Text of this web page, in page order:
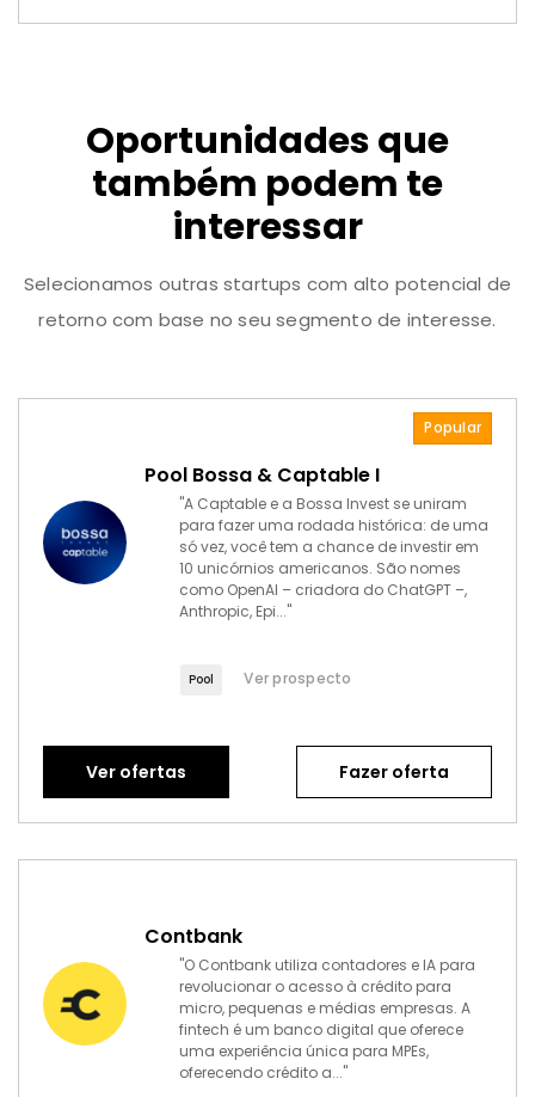
Oportunidades que
também podem te
interessar
Selecionamos outras startups com alto potencial de
retorno com base no seu segmento de interesse.
Popular
Pool Bossa & Captable I
"A Captable e a Bossa Invest se uniram
para fazer uma rodada histórica: de uma
só vez, você tem a chance de investir em
10 unicórnios americanos. São nomes
como OpenAI – criadora do ChatGPT –,
Anthropic, Epi..."
Pool Ver prospecto
Ver ofertas Fazer oferta
Contbank
"O Contbank utiliza contadores e IA para
revolucionar o acesso à crédito para
micro, pequenas e médias empresas. A
fintech é um banco digital que oferece
uma experiência única para MPEs,
oferecendo crédito a..."